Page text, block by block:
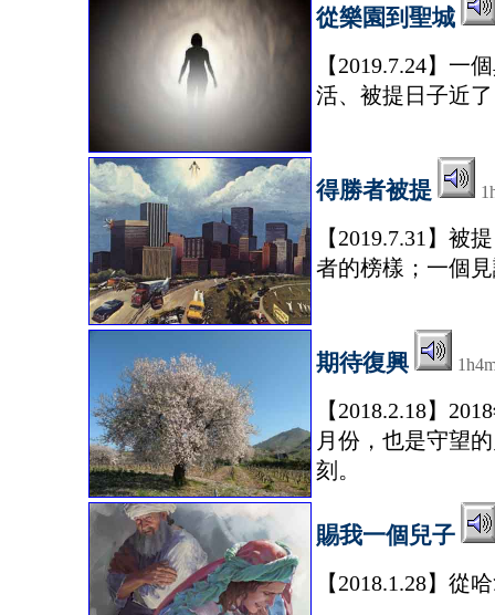
從樂園到聖城
【2019.7.24】
活、被提日子近
得勝者被提
【2019.7.31】
者的榜樣；一個
期待復興
【2018.2.18】
月份，也是守望
刻。
賜我一個兒子
【2018.1.28】從